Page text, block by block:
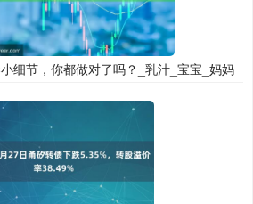
细节，你都做对了吗？_乳汁_宝宝_妈妈